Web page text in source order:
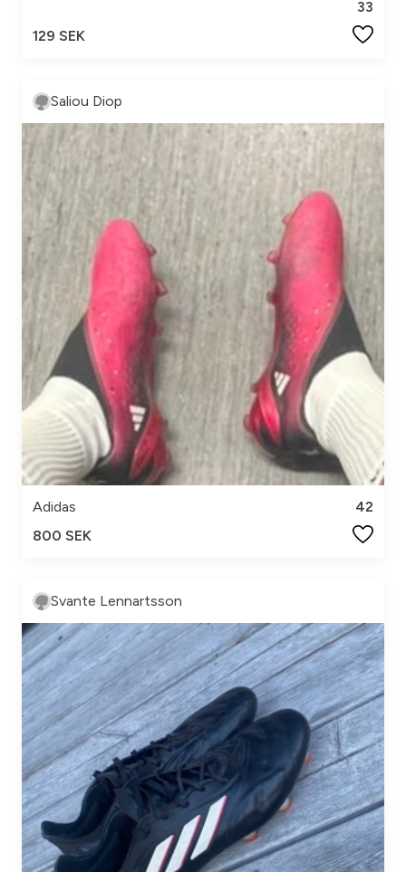
33
129 SEK
Saliou Diop
Adidas
42
800 SEK
Svante Lennartsson